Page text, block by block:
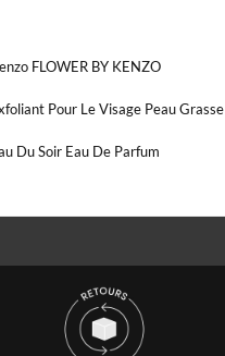
FLOWER BY KENZO
Pour Le Visage Peau Grasse
Du Soir Eau De Parfum